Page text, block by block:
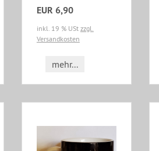
EUR 6,90
inkl. 19 % USt zzgl.
Versandkosten
mehr...